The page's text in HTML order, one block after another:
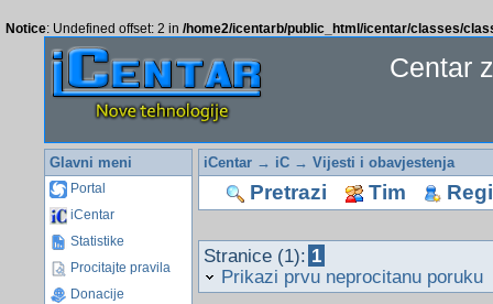
Notice: Undefined offset: 2 in /home2/icentarb/public_html/icentar/classes/
Centar
Glavni meni
Portal
iCentar
Statistike
Procitajte pravila
Donacije
iCentar→ iC→ Vijesti i obavjestenja
Pretrazi Tim
Stranice (1): 1
Prikazi prvu neprocitanu poruku